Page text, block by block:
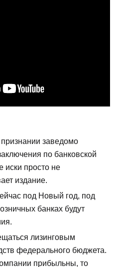
заведомо
по банковской
иски просто не
издание.
под Новый год, под
банках будут
лизинговым
федерального бюджета.
прибыльны, то